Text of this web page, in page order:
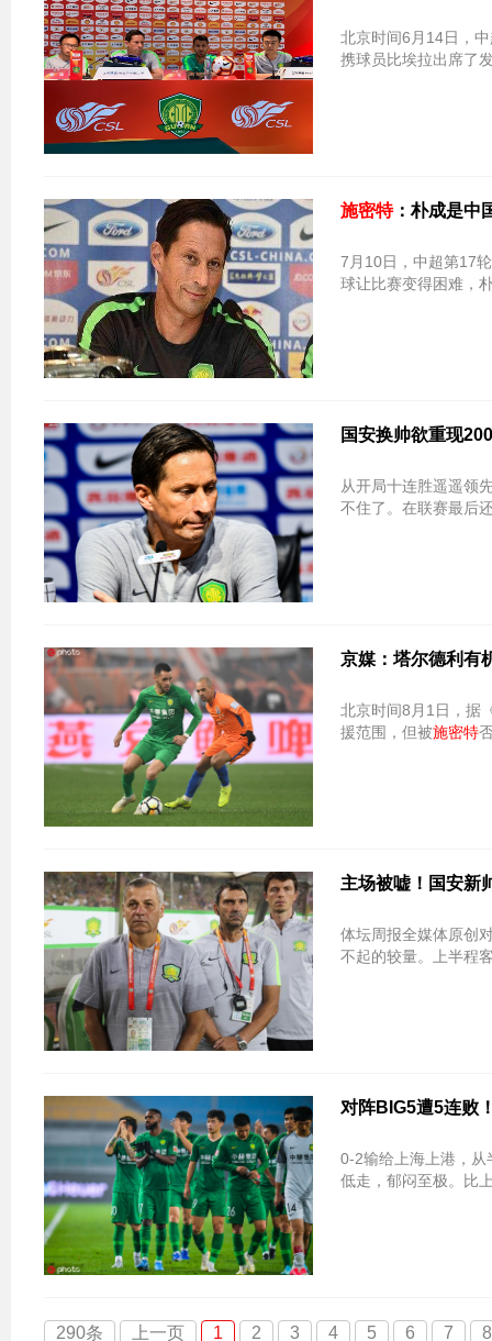
北京时间6月14日，
携球员比埃拉出席了
施密特：朴成是中
7月10日，中超第17
球让比赛变得困难，
国安换帅欲重现
从开局十连胜遥遥领
不住了。在联赛最后
京媒：塔尔德利有
北京时间8月1日，据
援范围，但被施密特
主场被嘘！国安新
体坛周报全媒体原创
不起的较量。上半程
对阵BIG5遭5连败
0-2输给上海上港，从
低走，郁闷至极。比
290条 上一页 1 2 3 4 5 6 7 8